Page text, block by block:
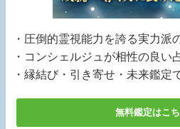
・圧倒的霊視能力を誇る実力派
・コンシェルジュが相性の良い
・縁結び・引き寄せ・未来鑑定
無料鑑定はこ